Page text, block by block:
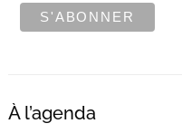
À l’agenda